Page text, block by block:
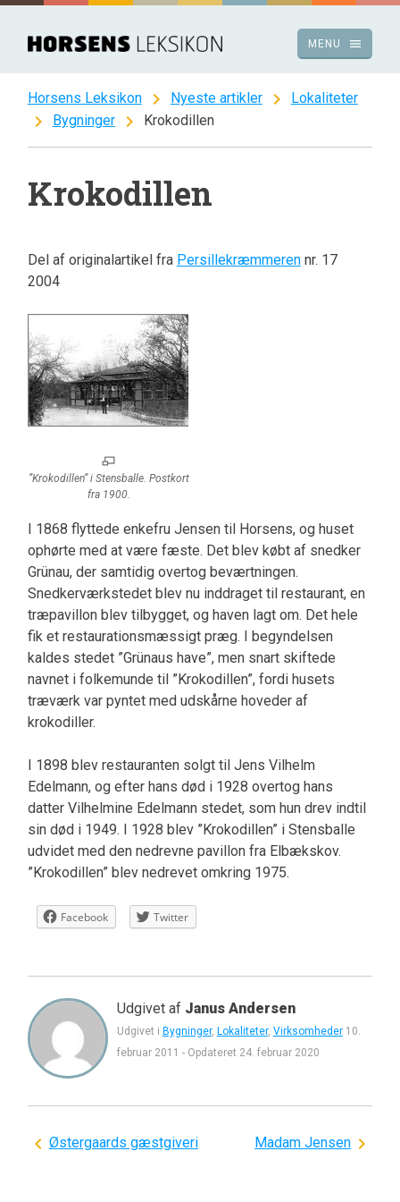
Spring
indhold
menu
MENU
Horsens Leksikon chevron_right Nyeste artikler chevron_right Lokaliteter
chevron_right Bygninger chevron_right Krokodillen
Krokodillen
Del af originalartikel fra Persillekræmmerennr. 17
2004
”Krokodillen” i Stensballe. Postkort
fra 1900.
I 1868 flyttede enkefru Jensen til Horsens, og huset
ophørte med at være fæste. Det blev købt af snedker
Grünau, der samtidig overtog beværtningen.
Snedkerværkstedet blev nu inddraget til restaurant, en
træpavillon blev tilbygget, og haven lagt om. Det hele
fik et restaurationsmæssigt præg. I begyndelsen
kaldes stedet ”Grünaus have”, men snart skiftede
navnet i folkemunde til ”Krokodillen”, fordi husets
træværk var pyntet med udskårne hoveder af
krokodiller.
I 1898 blev restauranten solgt til Jens Vilhelm
Edelmann, og efter hans død i 1928 overtog hans
datter Vilhelmine Edelmann stedet, som hun drev indtil
sin død i 1949. I 1928 blev ”Krokodillen” i Stensballe
udvidet med den nedrevne pavillon fra Elbækskov.
”Krokodillen” blev nedrevet omkring 1975.
Facebook Twitter
Udgivet af Janus Andersen
Udgivet i Bygninger, Lokaliteter, Virksomheder 10.
februar 2011 - Opdateret 24. februar 2020
Indlægsnavigation
Østergaards gæstgiveri Madam Jensen